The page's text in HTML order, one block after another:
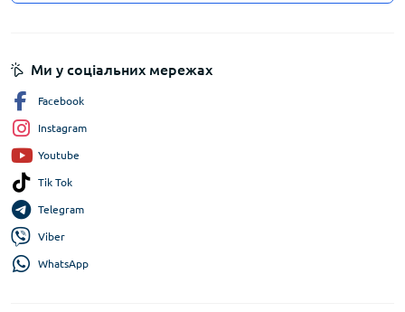
Ми у соціальних мережах
Facebook
Instagram
Youtube
Tik Tok
Telegram
Viber
WhatsApp